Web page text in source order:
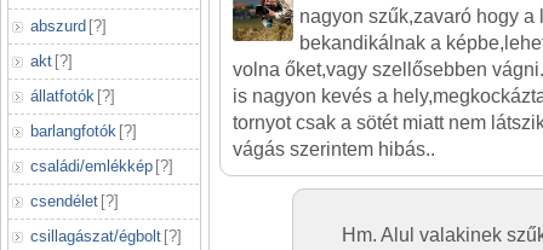
abszurd [?]
akt [?]
állatfotók [?]
barlangfotók [?]
családi/emlékkép [?]
csendélet [?]
csillagászat/égbolt [?]
nagyon szűk,zavaró hogy a
bekandikálnak a
volna őket,vagy szellősebben
is nagyon kevés a
tornyot csak a sötét miatt nem
vágás szerintem hibás..
Hm. Alul valakinek